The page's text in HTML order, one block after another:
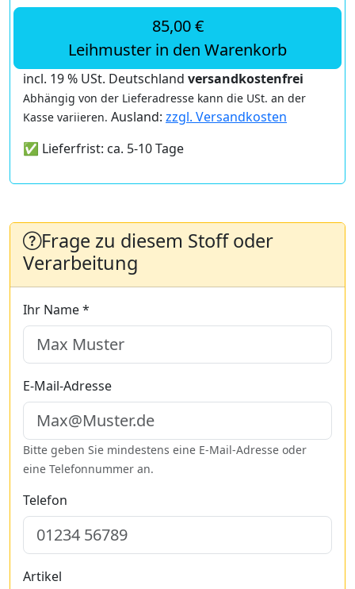
85,00 €
Leihmuster in den Warenkorb
incl. 19 % USt. Deutschland versandkostenfrei
Abhängig von der Lieferadresse kann die USt. an der
Kasse variieren. Ausland: zzgl. Versandkosten
✅ Lieferfrist: ca. 5-10 Tage
Frage zu diesem Stoff oder
Verarbeitung
Ihr Name *
E-Mail-Adresse
Bitte geben Sie mindestens eine E-Mail-Adresse oder
eine Telefonnummer an.
Telefon
Artikel